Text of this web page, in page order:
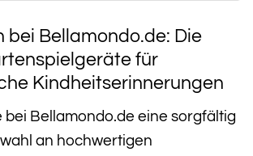
bei Bellamondo.de: Die
für
Kindheitserinnerungen
bei Bellamondo.de eine sorgfältig
an hochwertigen